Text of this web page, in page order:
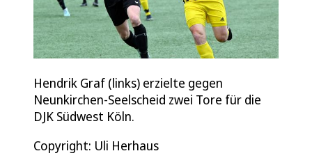
Hendrik Graf (links) erzielte gegen
Neunkirchen-Seelscheid zwei Tore für die
DJK Südwest Köln.
Copyright: Uli Herhaus